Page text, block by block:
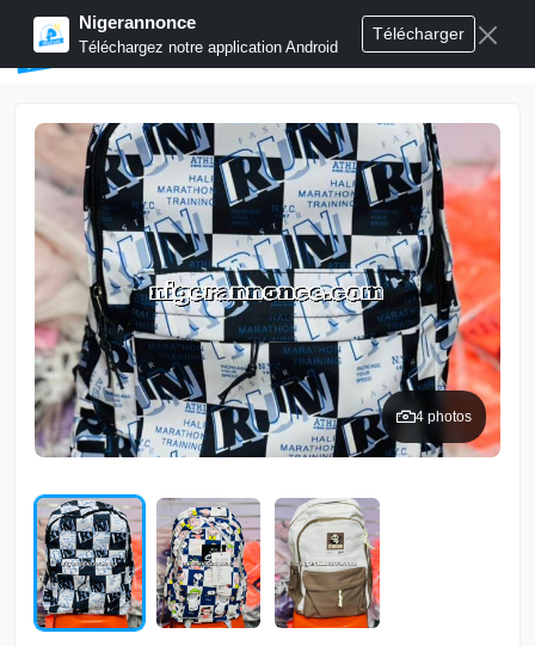
Nigerannonce
Téléchargez notre application Android
Télécharger
Publier annonces
4 photos